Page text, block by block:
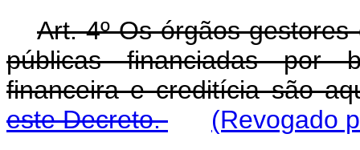
Art. 4º Os órgãos
públicas financiadas por
financeira e creditícia são
este Decreto.
(Revogado